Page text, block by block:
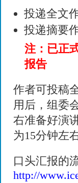
投递全文
投递摘要
注：已正
报告
作者可投稿
用后，组委
右准备好演
为15分钟左
口头汇报的
http://